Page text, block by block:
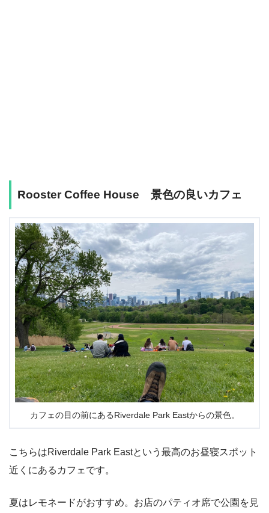
Rooster Coffee House 景色の良いカフェ
カフェの目の前にあるRiverdale Park Eastからの景色。
こちらはRiverdale Park Eastという最高のお昼寝スポット
近くにあるカフェです。
夏はレモネードがおすすめ。お店のパティオ席で公園を見